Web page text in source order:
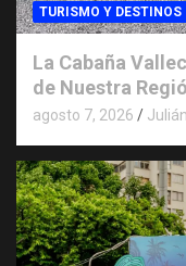
TURISMO Y DESTINOS
La Cabaña
de Nuestra
agosto 7, 2026